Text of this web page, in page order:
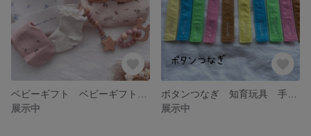
展示中
展示中